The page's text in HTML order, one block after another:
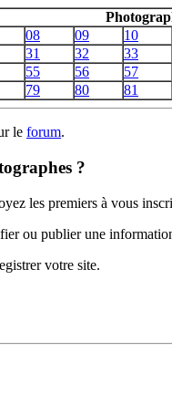
08 09 10
31 32 33
55 56 57
79 80 81
le forum.
?
les premiers à vous
ou publier une
votre site.